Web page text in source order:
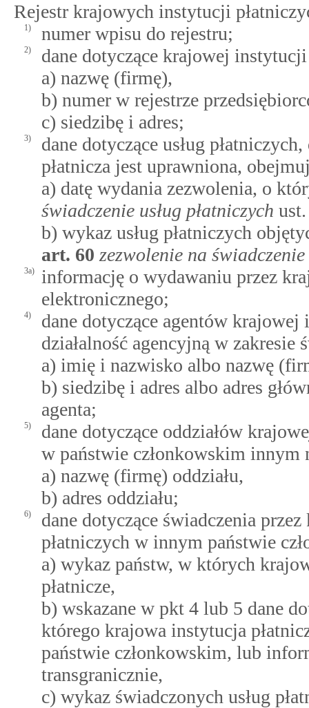
Rejestr krajowych instytucji
1) numer wpisu do rejestru;
2)
dane dotyczące krajowej
a) nazwę (firmę),
b) numer w rejestrze
c) siedzibę i adres;
3)
dane dotyczące usług
płatnicza jest uprawniona,
a) datę wydania zezwolenia, o
świadczenie usług płatniczych
b) wykaz usług płatniczych
art. 60 zezwolenie na świadczenie
3a)
informację o wydawaniu przez
elektronicznego;
4)
dane dotyczące agentów
działalność agencyjną w zakresie
a) imię i nazwisko albo nazwę
b) siedzibę i adres albo adres
agenta;
5)
dane dotyczące oddziałów
w państwie członkowskim innym
a) nazwę (firmę) oddziału,
b) adres oddziału;
6)
dane dotyczące świadczenia
płatniczych w innym państwie
a) wykaz państw, w których
płatnicze,
b) wskazane w pkt 4 lub 5 dane
którego krajowa instytucja
państwie członkowskim, lub
transgranicznie,
c) wykaz świadczonych usług